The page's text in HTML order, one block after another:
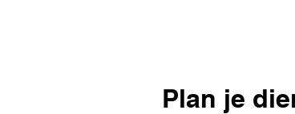
Plan je